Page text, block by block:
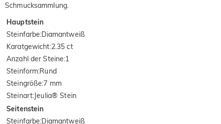
Schmucksammlung.
Hauptstein
Steinfarbe:Diamantweiß
Karatgewicht:2.35 ct
Anzahl der Steine:1
Steinform:Rund
Steingröße:7 mm
Steinart:Jeulia® Stein
Seitenstein
Steinfarbe:Diamantweiß